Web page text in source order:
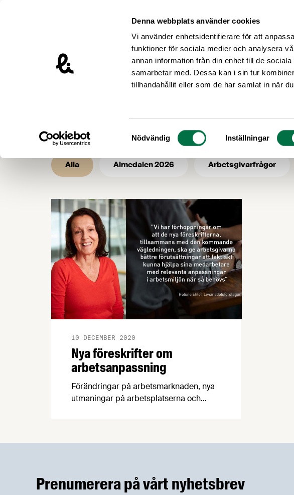
Denna webbplats använder cookies
Vi använder enhetsidentifierare för att
funktioner för sociala medier och analysera
annan information från din enhet till de
samarbetar med. Dessa kan i sin tur
tillhandahållit eller som de har samlat in när
Samtyckesval
Nödvändig Inställningar
Livsmedelsföretagen – till startsidan
Livsmedelsföretagen / Nyhetsarkiv /
Nyhetsarkiv -
Alla Almedalen 2026 Arbetsgivarfrågor
Nya föreskrifter om
arbetsanpassning
10 DECEMBER 2020
Förändringar på arbetsmarknaden, nya
utmaningar på arbetsplatserna och
första december i år, beslutade man om
Prenumerera på vårt nyhetsbrev